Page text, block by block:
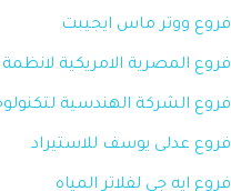
فروع ووتر ماس ايجيبت
فروع المصرية الامريكية
فروع الشركة الهندسية
فروع عدلى يوسف للاستيراد
فروع ايه جى لفلاتر المياه